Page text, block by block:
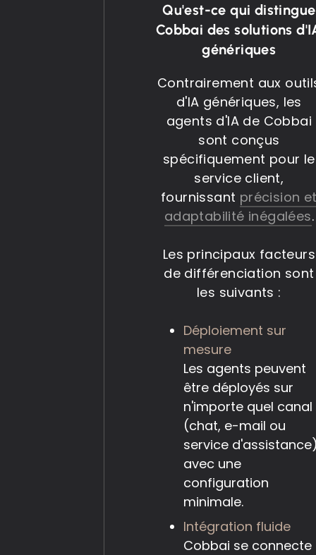
Qu'est-ce qui distingue
Cobbai des solutions
génériques
Contrairement aux
d'IA génériques, les
agents d'IA de Cobbai
sont conçus
spécifiquement pour le
service client,
fournissant précision
adaptabilité inégalées.
Les principaux facteurs
de différenciation sont
les suivants :
Déploiement sur
mesure
Les agents peuvent
être déployés sur
n'importe quel canal
(chat, e-mail ou
service
avec une
configuration
minimale.
Intégration fluide
Cobbai se connecte